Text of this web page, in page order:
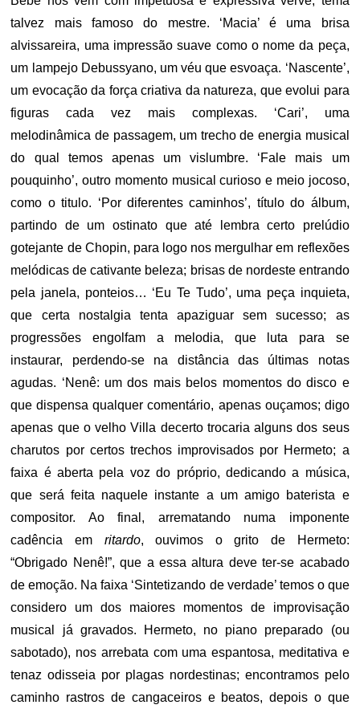
talvez mais famoso do mestre. ‘Macia’ é uma brisa
alvissareira, uma impressão suave como o nome da peça,
um lampejo Debussyano, um véu que esvoaça. ‘Nascente’,
um evocação da força criativa da natureza, que evolui para
figuras cada vez mais complexas. ‘Cari’, uma
melodinâmica de passagem, um trecho de energia musical
do qual temos apenas um vislumbre. ‘Fale mais um
pouquinho’, outro momento musical curioso e meio jocoso,
como o titulo. ‘Por diferentes caminhos’, título do álbum,
partindo de um ostinato que até lembra certo prelúdio
gotejante de Chopin, para logo nos mergulhar em reflexões
melódicas de cativante beleza; brisas de nordeste entrando
pela janela, ponteios… ‘Eu Te Tudo’, uma peça inquieta,
que certa nostalgia tenta apaziguar sem sucesso; as
progressões engolfam a melodia, que luta para se
instaurar, perdendo-se na distância das últimas notas
agudas. ‘Nenê: um dos mais belos momentos do disco e
que dispensa qualquer comentário, apenas ouçamos; digo
apenas que o velho Villa decerto trocaria alguns dos seus
charutos por certos trechos improvisados por Hermeto; a
faixa é aberta pela voz do próprio, dedicando a música,
que será feita naquele instante a um amigo baterista e
compositor. Ao final, arrematando numa imponente
cadência em ritardo, ouvimos o grito de Hermeto:
“Obrigado Nenê!”, que a essa altura deve ter-se acabado
de emoção. Na faixa ‘Sintetizando de verdade’ temos o que
considero um dos maiores momentos de improvisação
musical já gravados. Hermeto, no piano preparado (ou
sabotado), nos arrebata com uma espantosa, meditativa e
tenaz odisseia por plagas nordestinas; encontramos pelo
caminho rastros de cangaceiros e beatos, depois o que